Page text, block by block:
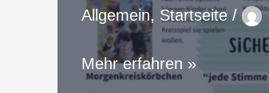
Allgemein, Startseite /
Die
Mehr erfahren »